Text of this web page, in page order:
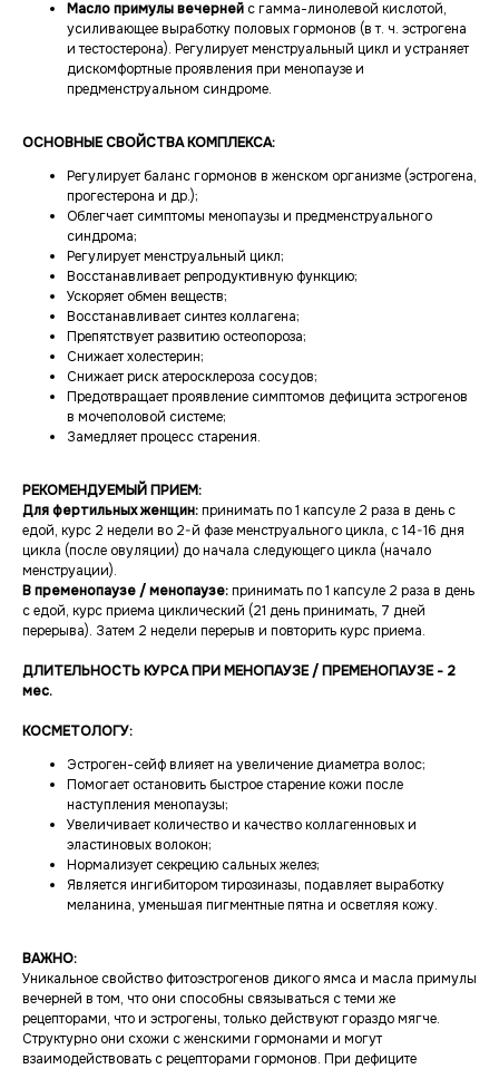
Масло примулы вечерней с гамма-линолевой кислотой,
усиливающее выработку половых гормонов (в т. ч. эстрогена
и тестостерона). Регулирует менструальный цикл и устраняет
дискомфортные проявления при менопаузе и
предменструальном синдроме.
ОСНОВНЫЕ СВОЙСТВА КОМПЛЕКСА:
Регулирует баланс гормонов в женском организме (эстрогена,
прогестерона и др.);
Облегчает симптомы менопаузы и предменструального
синдрома;
Регулирует менструальный цикл;
Восстанавливает репродуктивную функцию;
Ускоряет обмен веществ;
Восстанавливает синтез коллагена;
Препятствует развитию остеопороза;
Снижает холестерин;
Снижает риск атеросклероза сосудов;
Предотвращает проявление симптомов дефицита эстрогенов
в мочеполовой системе;
Замедляет процесс старения.
РЕКОМЕНДУЕМЫЙ ПРИЕМ:
Для фертильных женщин:принимать по 1 капсуле 2 раза в день с
едой, курс 2 недели во 2-й фазе менструального цикла, с 14-16 дня
цикла (после овуляции) до начала следующего цикла (начало
менструации).
В пременопаузе / менопаузе:принимать по 1 капсуле 2 раза в день
с едой, курс приема циклический (21 день принимать, 7 дней
перерыва). Затем 2 недели перерыв и повторить курс приема.
ДЛИТЕЛЬНОСТЬ КУРСА ПРИ МЕНОПАУЗЕ / ПРЕМЕНОПАУЗЕ - 2
мес.
КОСМЕТОЛОГУ:
Эстроген-сейф влияет на увеличение диаметра волос;
Помогает остановить быстрое старение кожи после
наступления менопаузы;
Увеличивает количество и качество коллагенновых и
эластиновых волокон;
Нормализует секрецию сальных желез;
Является ингибитором тирозиназы, подавляет выработку
меланина, уменьшая пигментные пятна и осветляя кожу.
ВАЖНО:
Уникальное свойство фитоэстрогенов дикого ямса и масла примулы
вечерней в том, что они способны связываться с теми же
рецепторами, что и эстрогены, только действуют гораздо мягче.
Структурно они схожи с женскими гормонами и могут
взаимодействовать с рецепторами гормонов. При дефиците